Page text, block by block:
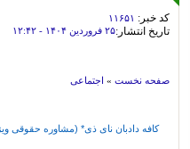
کد خبر: ۱۱۶۵۱
تاریخ انتشار:۲۵ فروردين ۱۴۰۴ - ۱۲:۴۲
صفحه نخست » اجتماعی
کافه دادبان نای ذی* (مشاوره حقوقی